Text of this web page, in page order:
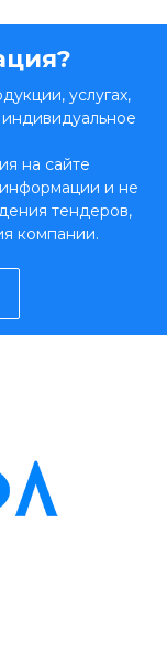
услугах,
на сайте
и не
тендеров,
компании.